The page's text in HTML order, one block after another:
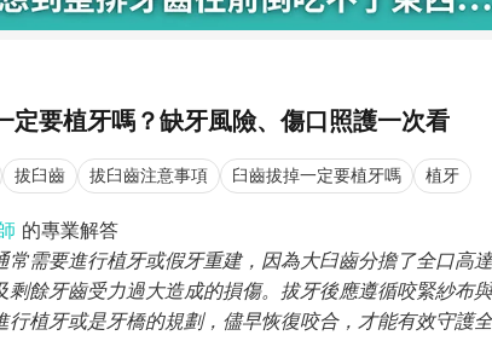
定要植牙嗎？缺牙風險、傷口照護一次看
拔臼齒 拔臼齒注意事項 臼齒拔掉一定要植牙嗎 植牙
的專業解答
常需要進行植牙或假牙重建，因為大臼齒分擔了全口高
剩餘牙齒受力過大造成的損傷。拔牙後應遵循咬緊紗布
行植牙或是牙橋的規劃，儘早恢復咬合，才能有效守護全